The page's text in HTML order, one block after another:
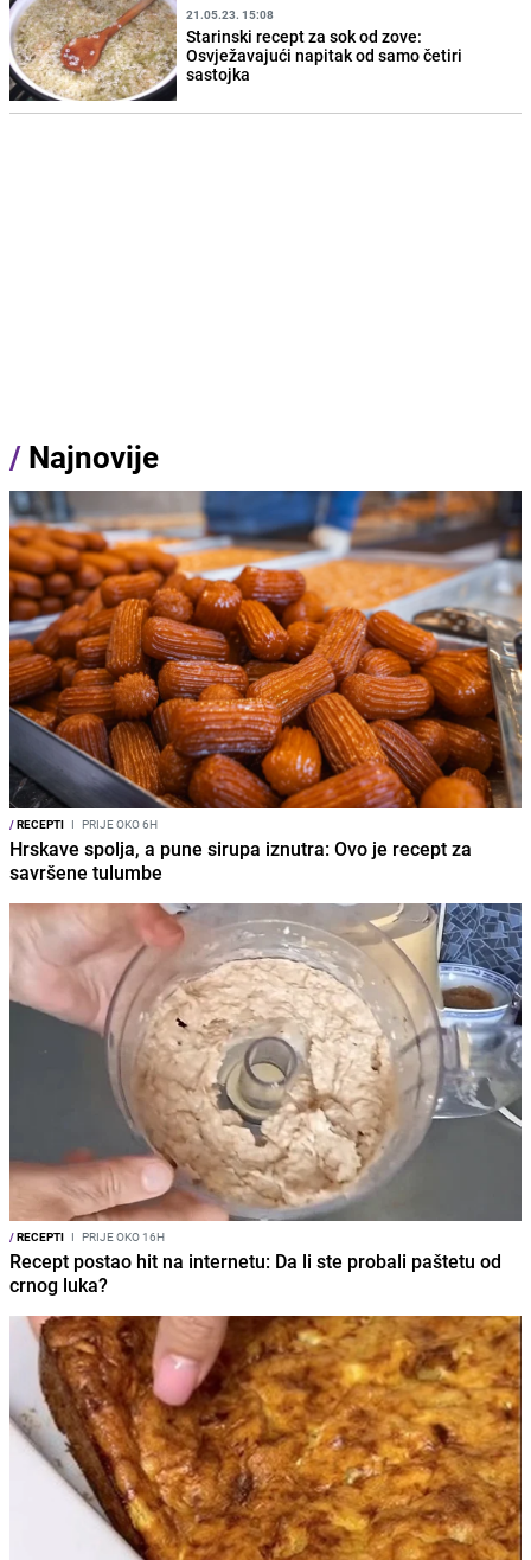
21.05.23. 15:08
Starinski recept za sok od zove:
Osvježavajući napitak od samo četiri
sastojka
/ Najnovije
/RECEPTI I PRIJE OKO 6H
Hrskave spolja, a pune sirupa iznutra: Ovo je recept za
savršene tulumbe
/RECEPTI I PRIJE OKO 16H
Recept postao hit na internetu: Da li ste probali paštetu od
crnog luka?